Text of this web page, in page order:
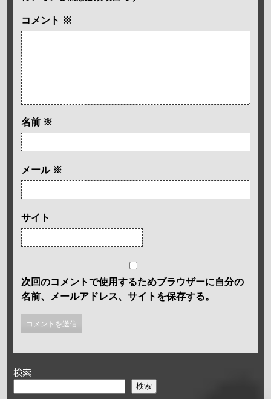
コメント ※
名前 ※
メール ※
サイト
次回のコメントで使用するためブラウザーに自分の
名前、メールアドレス、サイトを保存する。
検索
検索